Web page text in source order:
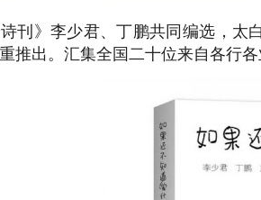
刊》李少君、丁鹏共同编选，太
推出。 汇集全国二十位来自各行